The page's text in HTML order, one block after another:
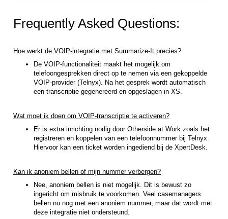
Frequently Asked Questions:
Hoe werkt de VOIP-integratie met Summarize-It precies?
De VOIP-functionaliteit maakt het mogelijk om
telefoongesprekken direct op te nemen via een gekoppelde
VOIP-provider (Telnyx). Na het gesprek wordt automatisch
een transcriptie gegenereerd en opgeslagen in XS.
Wat moet ik doen om VOIP-transcriptie te activeren?
Er is extra inrichting nodig door Otherside at Work zoals het
registreren en koppelen van een telefoonnummer bij Telnyx.
Hiervoor kan een ticket worden ingediend bij de XpertDesk.
Kan ik anoniem bellen of mijn nummer verbergen?
Nee, anoniem bellen is niet mogelijk. Dit is bewust zo
ingericht om misbruik te voorkomen. Veel casemanagers
bellen nu nog met een anoniem nummer, maar dat wordt met
deze integratie niet ondersteund.